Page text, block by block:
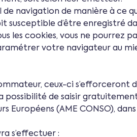
navigation de manière à ce
susceptible d’être enregistré
les cookies, vous ne
votre navigateur au
ceux-ci s’efforceront
possibilité de saisir
Européens (AME CONSO),
s’effectuer :